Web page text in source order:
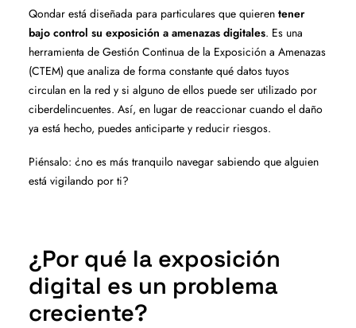
Qondar está diseñada para particulares que quieren tener
bajo control su exposición a amenazas digitales. Es una
herramienta de Gestión Continua de la Exposición a Amenazas
(CTEM) que analiza de forma constante qué datos tuyos
circulan en la red y si alguno de ellos puede ser utilizado por
ciberdelincuentes. Así, en lugar de reaccionar cuando el daño
ya está hecho, puedes anticiparte y reducir riesgos.
Piénsalo: ¿no es más tranquilo navegar sabiendo que alguien
está vigilando por ti?
¿Por qué la exposición
digital es un problema
creciente?